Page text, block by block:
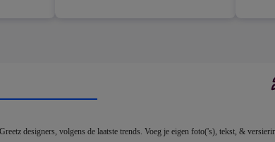
designers, volgens de laatste trends. Voeg je eigen foto('s), tekst, &